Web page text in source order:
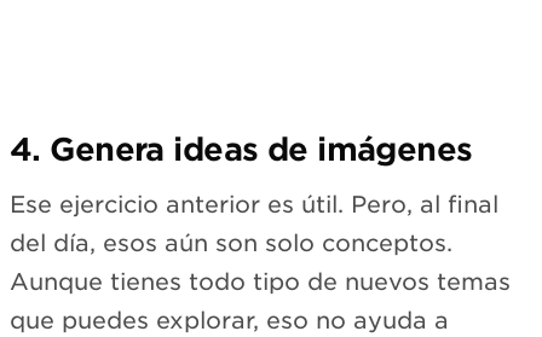
4. Genera ideas de imágenes
Ese ejercicio anterior es útil. Pero, al final
del día, esos aún son solo conceptos.
Aunque tienes todo tipo de nuevos temas
que puedes explorar, eso no ayuda a